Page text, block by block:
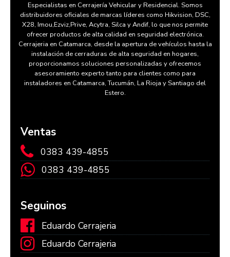
Especialistas en Cerrajería Vehicular y Residencial. Somos
distribuidores oficiales de marcas líderes como Hikvision, DSC,
X28, Imou,Ezviz,Prive, Acytra, Silca y Andif, lo que nos permite
ofrecer productos de alta calidad en seguridad electrónica.
Cerrajeria en Catamarca, desde la apertura de vehículos hasta la
instalación de cerraduras de alta seguridad en hogares,
proporcionamos soluciones personalizadas y ofrecemos
asesoramiento experto tanto para clientes como para
instaladores en Catamarca, Tucumán, La Rioja y Santiago del
Estero.
Ventas
0383 439-4855
0383 439-4855
Seguinos
Eduardo Cerrajeria
Eduardo Cerrajeria